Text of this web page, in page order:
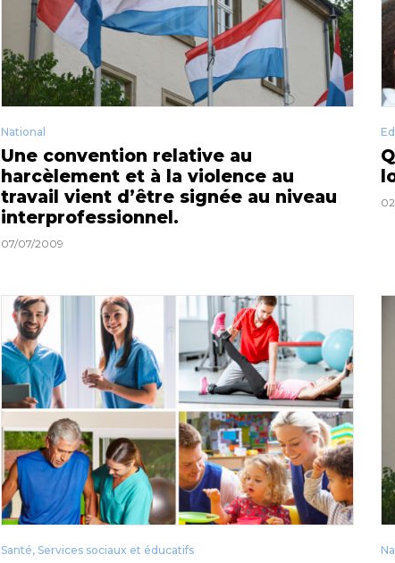
National
Une convention relative au
harcèlement et à la violence au
travail vient d’être signée au niveau
interprofessionnel.
07/07/2009
Santé, Services sociaux et éducatifs